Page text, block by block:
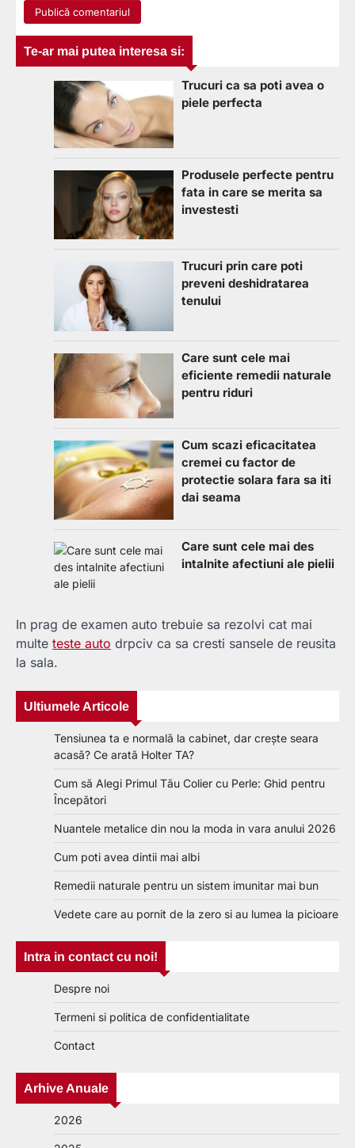
Te-ar mai putea interesa si:
Trucuri ca sa poti avea o
piele perfecta
Produsele perfecte pentru
fata in care se merita sa
investesti
Trucuri prin care poti
preveni deshidratarea
tenului
Care sunt cele mai
eficiente remedii naturale
pentru riduri
Cum scazi eficacitatea
cremei cu factor de
protectie solara fara sa iti
dai seama
Care sunt cele mai des
intalnite afectiuni ale pielii
In prag de examen auto trebuie sa rezolvi cat mai
multe teste auto drpciv ca sa cresti sansele de reusita
la sala.
Ultiumele Articole
Tensiunea ta e normală la cabinet, dar crește seara
acasă? Ce arată Holter TA?
Cum să Alegi Primul Tău Colier cu Perle: Ghid pentru
Începători
Nuantele metalice din nou la moda in vara anului 2026
Cum poti avea dintii mai albi
Remedii naturale pentru un sistem imunitar mai bun
Vedete care au pornit de la zero si au lumea la picioare
Intra in contact cu noi!
Despre noi
Termeni si politica de confidentialitate
Contact
Arhive Anuale
2026